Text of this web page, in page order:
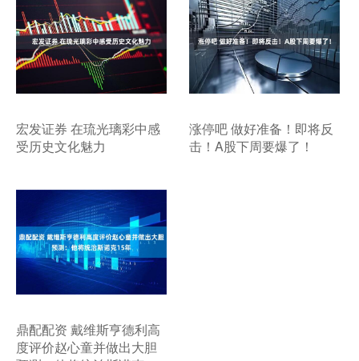
宏发证券 在琉光璃彩中感
受历史文化魅力
涨停吧 做好准备！即将反
击！A股下周要爆了！
鼎配配资 戴维斯亨德利高
度评价赵心童并做出大胆